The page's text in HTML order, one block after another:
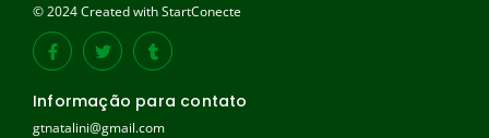
© 2024 Created with StartConecte
Informação para contato
gtnatalini@gmail.com